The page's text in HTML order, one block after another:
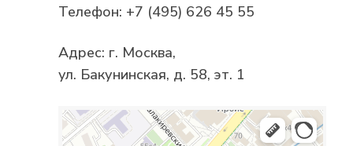
Телефон: +7 (495) 626 45 55
Адрес: г. Москва,
ул. Бакунинская, д. 58, эт. 1